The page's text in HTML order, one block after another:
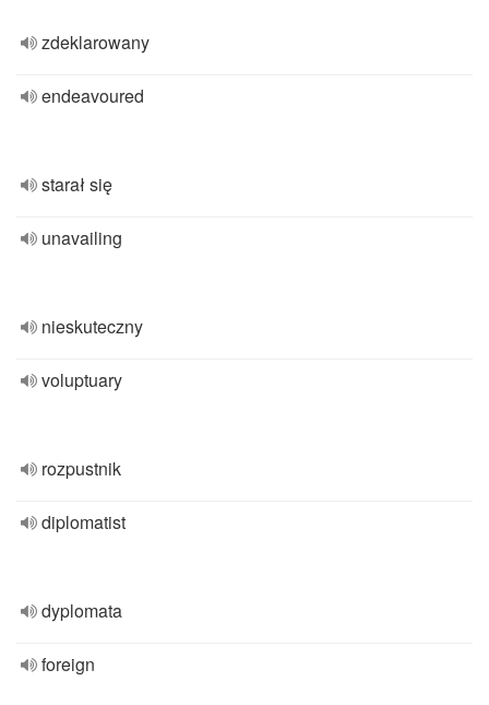
zdeklarowany
endeavoured
starał się
unavailing
nieskuteczny
voluptuary
rozpustnik
diplomatist
dyplomata
foreign